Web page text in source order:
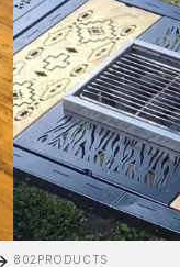
802PRODUCTS